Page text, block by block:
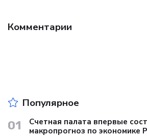
Комментарии
Популярное
01
Счетная палата впервые
макропрогноз по экономике